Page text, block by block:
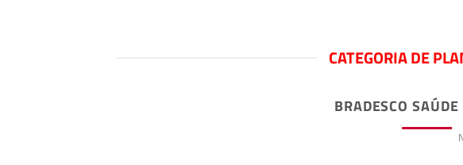
CATEGORIA DE
BRADESCO